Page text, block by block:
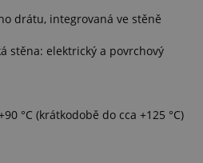
drátu, integrovaná ve stěně
stěna: elektrický a povrchový
°C (krátkodobě do cca +125 °C)